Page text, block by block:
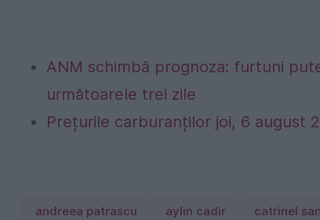
ANM schimbă prognoza: furtuni
următoarele trei zile
Prețurile carburanților joi, 6 august
andreea patrascu aylin cadir catrinel